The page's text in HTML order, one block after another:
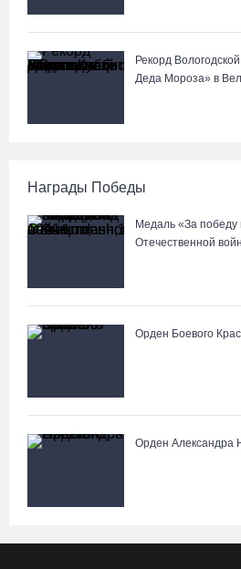
Рекорд
Деда Мороза» в
Награды Победы
Медаль «За победу
Отечественной
Орден Боевого
Орден Александра